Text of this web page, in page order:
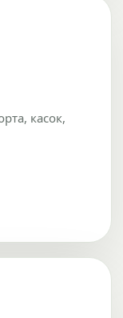
касок,